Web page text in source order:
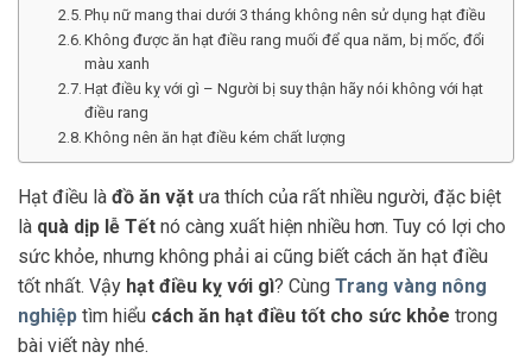
Phụ nữ mang thai dưới 3 tháng không nên sử dụng hạt điều
Không được ăn hạt điều rang muối để qua năm, bị mốc, đổi
màu xanh
Hạt điều kỵ với gì – Người bị suy thận hãy nói không với hạt
điều rang
Không nên ăn hạt điều kém chất lượng
Hạt điều là đồ ăn vặt ưa thích của rất nhiều người, đặc biệt
là quà dịp lễ Tết nó càng xuất hiện nhiều hơn. Tuy có lợi cho
sức khỏe, nhưng không phải ai cũng biết cách ăn hạt điều
tốt nhất. Vậy hạt điều kỵ với gì? Cùng Trang vàng nông
nghiệp tìm hiểu cách ăn hạt điều tốt cho sức khỏe trong
bài viết này nhé.